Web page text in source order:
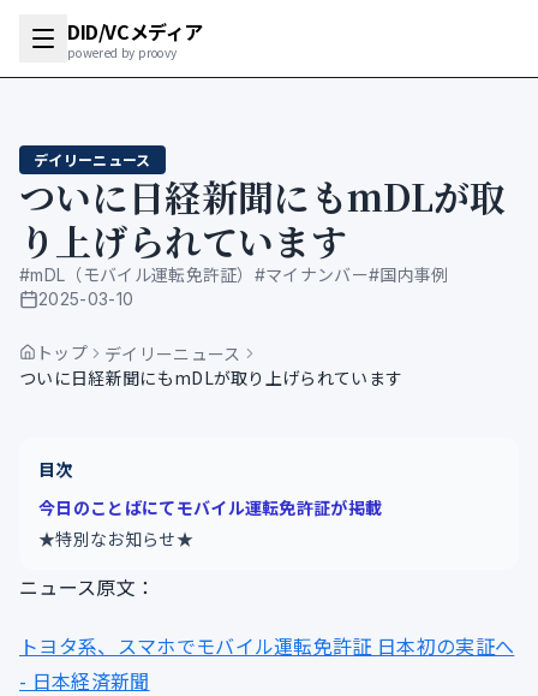
DID/VCメディア
powered by proovy
デイリーニュース
ついに日経新聞にもmDLが取
り上げられています
#mDL（モバイル運転免許証） #マイナンバー#国内事例
公開日
2025-03-10
トップ
デイリーニュース
ついに日経新聞にもmDLが取り上げられています
目次
今日のことばにてモバイル運転免許証が掲載
★特別なお知らせ★
ニュース原文：
トヨタ系、スマホでモバイル運転免許証 日本初の実証へ
- 日本経済新聞